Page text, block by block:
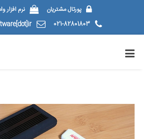
پورتال مشتریان
نرم افزار
021-82801803